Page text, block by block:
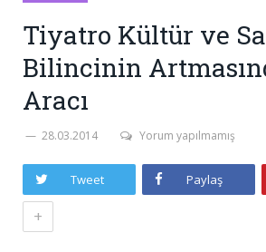
Tiyatro Kültür ve
Bilincinin
Aracı
28.03.2014 Yorum yapılmamış
Tweet Paylaş
+